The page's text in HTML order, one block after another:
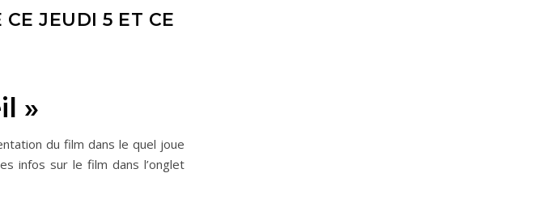
JEUDI 5 ET CE
»
du film dans le quel joue
infos sur le film dans l’onglet